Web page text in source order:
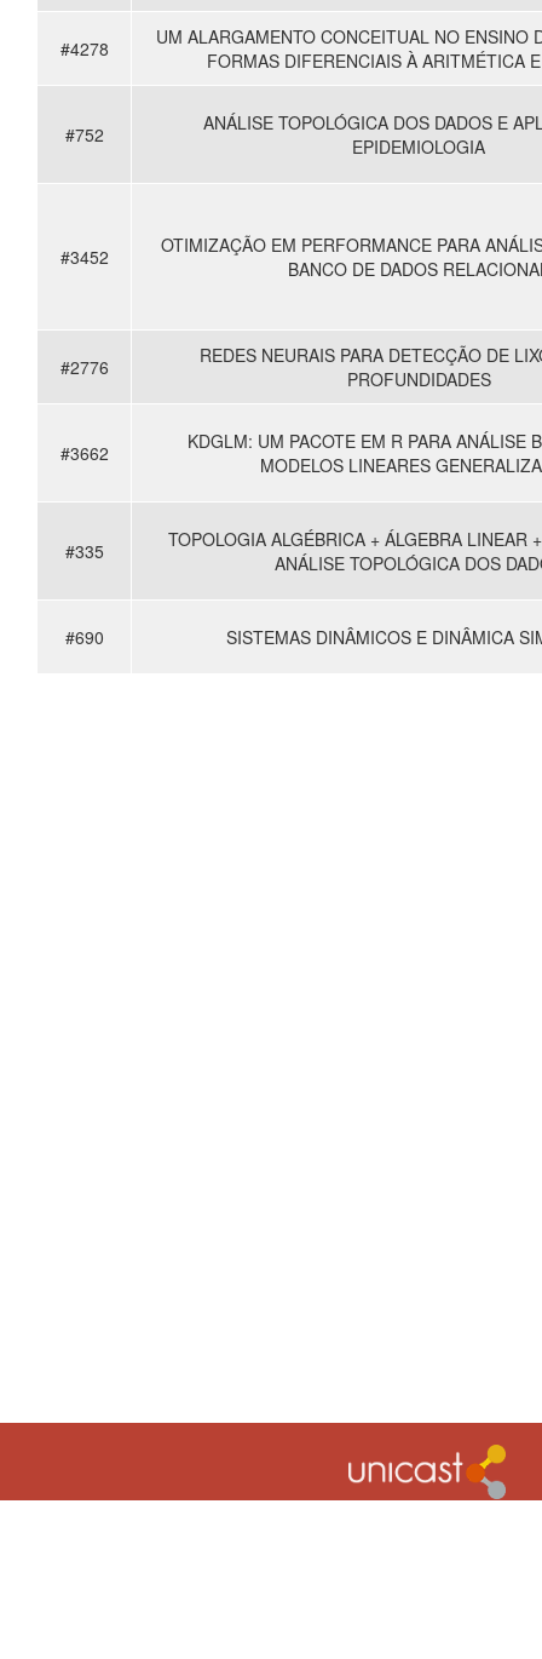
#4278
UM ALARGAMENTO CONCEITUAL NO ENSINO
FORMAS DIFERENCIAIS À ARITMÉTICA
#752
ANÁLISE TOPOLÓGICA DOS DADOS E
EPIDEMIOLOGIA
#3452
OTIMIZAÇÃO EM PERFORMANCE PARA
BANCO DE DADOS
#2776
REDES NEURAIS PARA DETECÇÃO DE
PROFUNDIDADES
#3662
KDGLM: UM PACOTE EM R PARA ANÁLISE
MODELOS LINEARES
#335
TOPOLOGIA ALGÉBRICA + ÁLGEBRA LINEAR
ANÁLISE TOPOLÓGICA DOS
#690 SISTEMAS DINÂMICOS E DINÂMICA